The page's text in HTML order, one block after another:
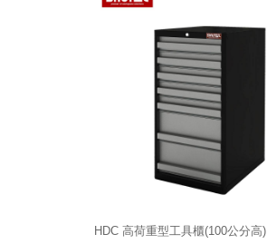
台灣 立物創意
台灣 Aholic
台灣 洛陽紙櫃
SOTHING 向
台灣 ZENLET
台灣 LIGHT
WAY
Life
HDC 高荷重型工具櫃(100公分高)